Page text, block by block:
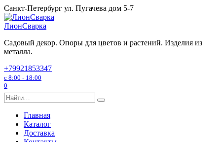
Перейти
к
содержанию
Санкт-Петербург ул. Пугачева дом 5-7
ЛионСварка
Садовый декор. Опоры для цветов и растений. Изделия из
металла.
+79921853347
с 8:00 - 18:00
0
Search
for:
Главная
Каталог
Доставка